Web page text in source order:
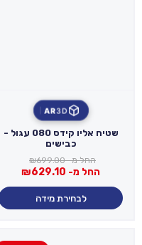
3D
AR
שטיח אליו קידס 080 עגול -
כבישים
החל מ- ₪699.00
החל מ- ₪629.10
לבחירת מידה